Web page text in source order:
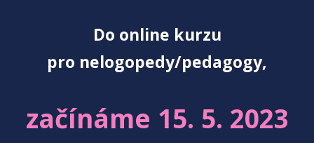
Do online kurzu
pro nelogopedy/pedagogy,
začínáme 15. 5. 2023